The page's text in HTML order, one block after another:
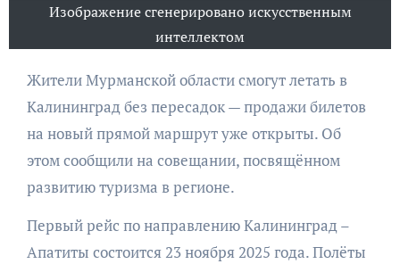
Изображение сгенерировано искусственным
интеллектом
Жители Мурманской области смогут летать в
Калининград без пересадок — продажи билетов
на новый прямой маршрут уже открыты. Об
этом сообщили на совещании, посвящённом
развитию туризма в регионе.
Первый рейс по направлению Калининград –
Апатиты состоится 23 ноября 2025 года. Полёты